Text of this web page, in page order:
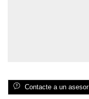
Contacte a un asesor